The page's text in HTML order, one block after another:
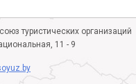
туристических организаций
11 - 9